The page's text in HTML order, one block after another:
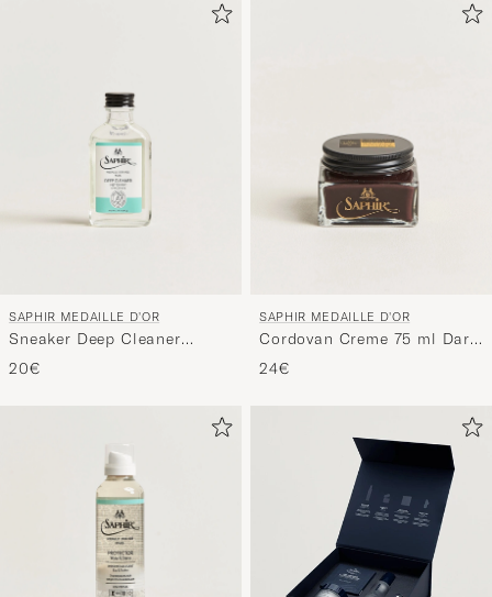
SAPHIR MEDAILLE D'OR
Sneaker Deep Cleaner
100ml
20€
SAPHIR MEDAILLE D'OR
Cordovan Creme 75 ml Dark
Brown
24€